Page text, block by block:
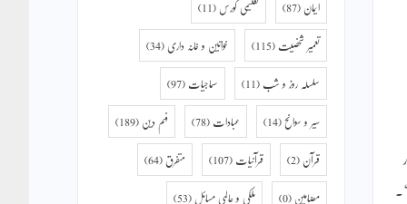
ایمان (87) تعلیمی کورس (11)
تعمیر شخصیت (115) خواتین و خانہ داری (34)
سلسلہ روز و شب (11) سماجیات (97)
سیر و سوانح(14) عبادات (78) فہم دین (189)
قرآن (2) قرآنیات (107) متفرق (64)
مضامین (0) ملکی و عالمی مسائل (53)